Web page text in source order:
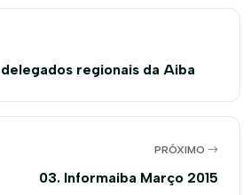
regionais da Aiba
PRÓXIMO
03. Informaiba Março 2015